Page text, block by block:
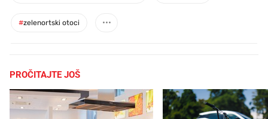
#zelenortski otoci
PROČITAJTE JOŠ